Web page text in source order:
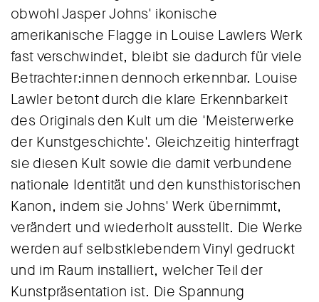
obwohl Jasper Johns' ikonische
amerikanische Flagge in Louise Lawlers Werk
fast verschwindet, bleibt sie dadurch für viele
Betrachter:innen dennoch erkennbar. Louise
Lawler betont durch die klare Erkennbarkeit
des Originals den Kult um die 'Meisterwerke
der Kunstgeschichte'. Gleichzeitig hinterfragt
sie diesen Kult sowie die damit verbundene
nationale Identität und den kunsthistorischen
Kanon, indem sie Johns' Werk übernimmt,
verändert und wiederholt ausstellt. Die Werke
werden auf selbstklebendem Vinyl gedruckt
und im Raum installiert, welcher Teil der
Kunstpräsentation ist. Die Spannung